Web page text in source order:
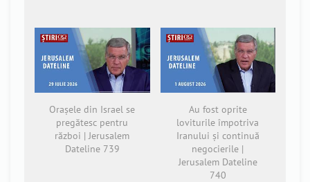
Orașele din Israel se
pregătesc pentru
război | Jerusalem
Dateline 739
Au fost oprite
loviturile împotriva
Iranului și continuă
negocierile |
Jerusalem Dateline
740